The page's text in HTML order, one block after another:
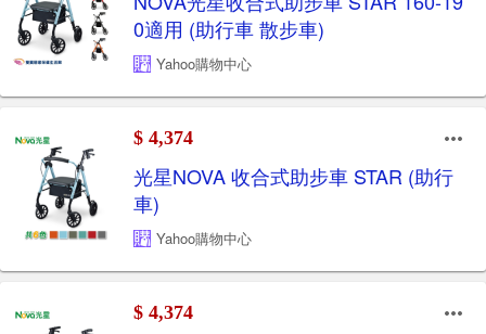
0適用 (助行車 散步車)
Yahoo購物中心
$ 4,374
光星NOVA 收合式助步車 STAR (助行
車)
Yahoo購物中心
$ 4,374